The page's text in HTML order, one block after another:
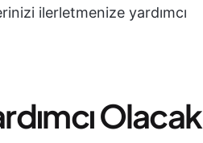
ilerletmenize yardımcı
Olacak